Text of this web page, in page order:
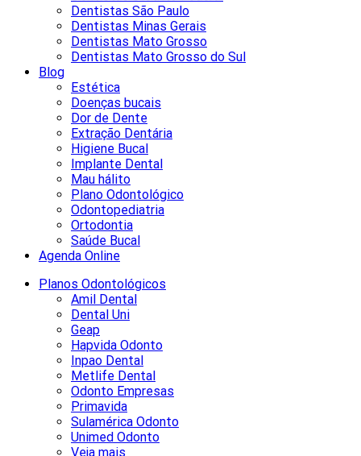
Dentistas São Paulo
Dentistas Minas Gerais
Dentistas Mato Grosso
Dentistas Mato Grosso do Sul
Blog
Estética
Doenças bucais
Dor de Dente
Extração Dentária
Higiene Bucal
Implante Dental
Mau hálito
Plano Odontológico
Odontopediatria
Ortodontia
Saúde Bucal
Agenda Online
Planos Odontológicos
Amil Dental
Dental Uni
Geap
Hapvida Odonto
Inpao Dental
Metlife Dental
Odonto Empresas
Primavida
Sulamérica Odonto
Unimed Odonto
Veja mais